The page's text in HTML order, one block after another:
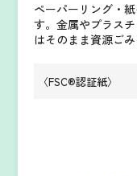
ペーパーリング・
す。金属やプラス
はそのまま資源ご
〈FSC®認証紙〉